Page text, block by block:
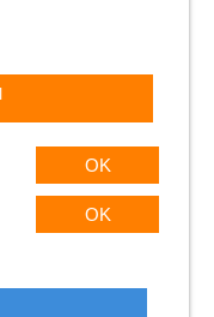
OK
OK